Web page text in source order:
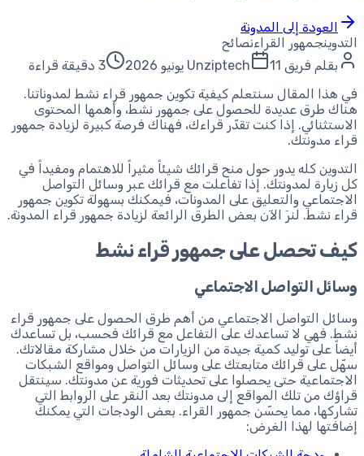
العودة إلى المدونة
التدوينجمهور القراءنصائح
بقلم فريق Unziptech 11 يونيو 2026
3 دقيقة قراءة
في هذا المقال سنتعلم كيفية تكوين جمهور قراء نشط لمدوناتنا.
هناك طرق عديدة للحصول على جمهور نشط، وأهمها المحتوى
الاستثنائي. إذا كنت تقدّر قراءك، فهناك فرصة كبيرة لزيادة جمهور
قراء مدونتك.
التدوين كله يدور حول منح قرائك شيئاً مثيراً للاهتمام ومفيداً في
كل زيارة لمدونتك. إذا تفاعلت مع قرائك عبر وسائل التواصل
الاجتماعي والتعليق على المدونات، فيمكنك بسهولة تكوين جمهور
قراء نشط. لنرَ الآن بعض الطرق الرائعة لزيادة جمهور قراء المدونة.
كيف تحصل على جمهور قراء نشط
وسائل التواصل الاجتماعي
وسائل التواصل الاجتماعي من أهم طرق الحصول على جمهور قراء
نشط. فهي لا تساعدك على التفاعل مع قرائك فحسب، بل تساعدك
أيضاً على توليد كمية جيدة من الزيارات من خلال مشاركة مقالاتك.
سهّل على قرائك متابعتك على وسائل التواصل ومواقع الشبكات
الاجتماعية حتى يحصلوا على تحديثات فورية عن مدونتك. سينتقل
قراؤك من تلك المواقع إلى مدونتك بعد النقر على الروابط التي
تشاركها، مما يحسّن جمهور القراء. بعض الودجات التي يمكنك
إضافتها لهذا الغرض: